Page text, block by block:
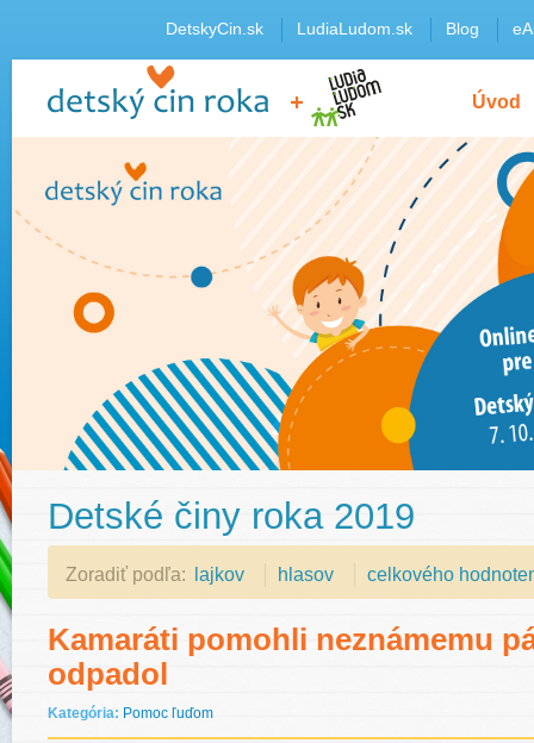
DetskyCin.sk LudiaLudom.sk Blog
Úvod
Detské činy roka 2019
Zoradiť podľa: lajkov hlasov celkového
Kamaráti pomohli neznámemu
odpadol
Kategória: Pomoc ľuďom